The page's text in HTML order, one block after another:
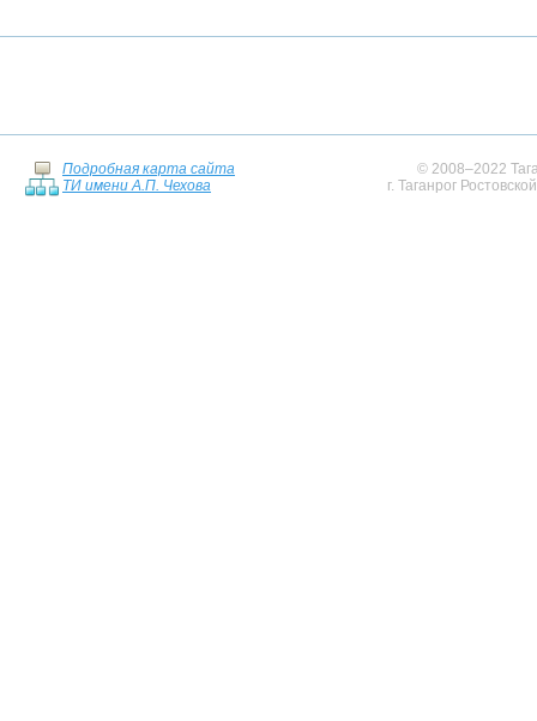
Подробная карта сайта
ТИ имени А.П. Чехова
© 2008–2022
г. Таганрог